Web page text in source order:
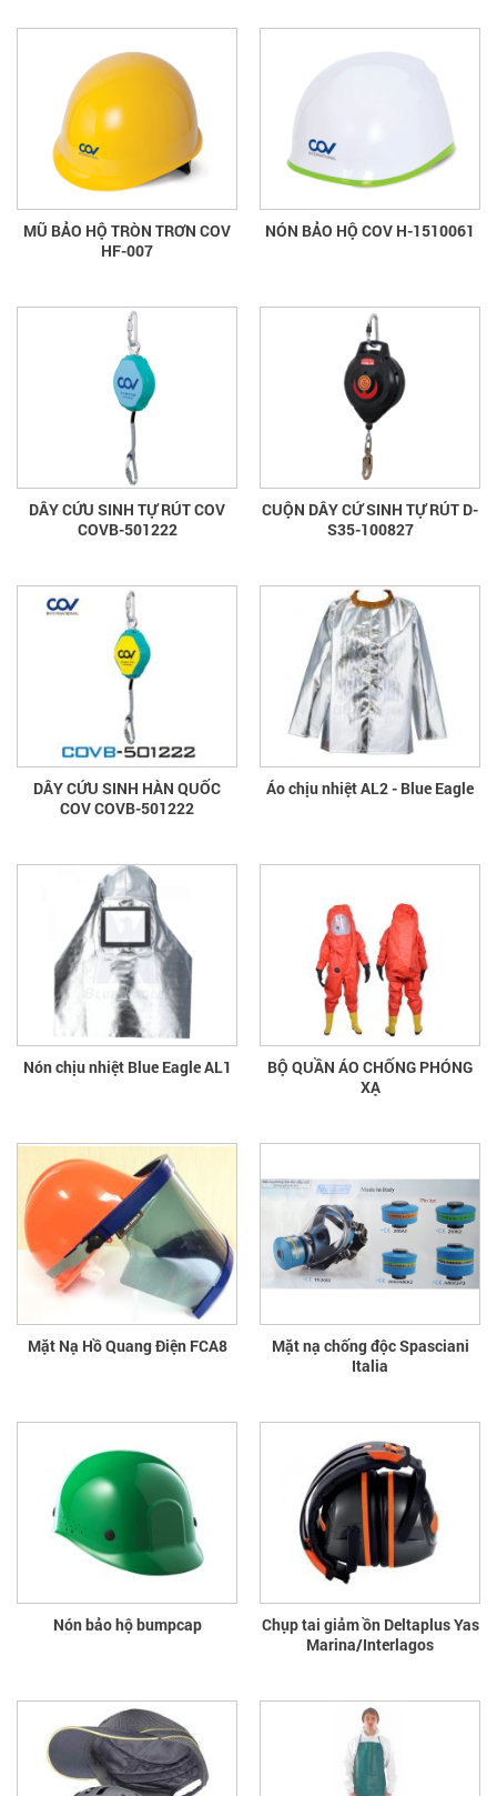
MŨ BẢO HỘ TRÒN TRƠN COV
HF-007
NÓN BẢO HỘ COV H-1510061
DÂY CỨU SINH TỰ RÚT COV
COVB-501222
CUỘN DÂY CỨ SINH TỰ RÚT D-
S35-100827
DÂY CỨU SINH HÀN QUỐC
COV COVB-501222
Áo chịu nhiệt AL2 - Blue Eagle
Nón chịu nhiệt Blue Eagle AL1
BỘ QUẦN ÁO CHỐNG PHÓNG
XẠ
Mặt Nạ Hồ Quang Điện FCA8
Mặt nạ chống độc Spasciani
Italia
Nón bảo hộ bumpcap
Chụp tai giảm ồn Deltaplus Yas
Marina/Interlagos